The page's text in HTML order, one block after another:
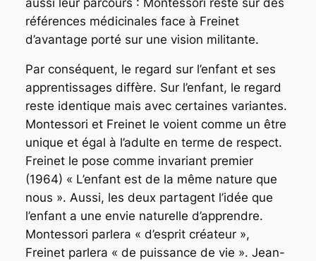
références médicinales face à Freinet
d’avantage porté sur une vision militante.
Par conséquent, le regard sur l’enfant et ses
apprentissages diffère. Sur l’enfant, le regard
reste identique mais avec certaines variantes.
Montessori et Freinet le voient comme un être
unique et égal à l’adulte en terme de respect.
Freinet le pose comme invariant premier
(1964) « L’enfant est de la même nature que
nous ». Aussi, les deux partagent l’idée que
l’enfant a une envie naturelle d’apprendre.
Montessori parlera « d’esprit créateur »,
Freinet parlera « de puissance de vie ». Jean-